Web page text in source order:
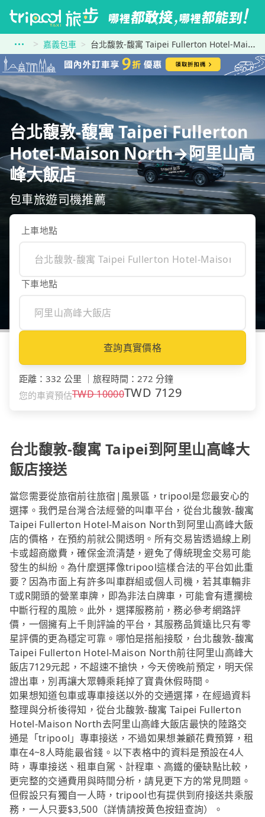
嘉義包車 台北馥敦-馥寓 Taipei Fullerton Hotel-Maison North到阿里山高峰大飯店
台北馥敦-馥寓 Taipei Fullerton
Hotel-Maison North→阿里山高
峰大飯店
包車旅遊司機推薦
上車地點
下車地點
查詢真實價格
距離 ： 332 公里 旅程時間 ： 272 分鐘
您的車資預估TWD10000TWD 7129
台北馥敦-馥寓 Taipei到阿里山高峰大
飯店接送
當您需要從旅宿前往旅宿|風景區，tripool是您最安心的
選擇。我們是台灣合法經營的叫車平台，從台北馥敦-馥寓
Taipei Fullerton Hotel-Maison North到阿里山高峰大飯
店的價格，在預約前就公開透明。所有交易皆透過線上刷
卡或超商繳費，確保金流清楚，避免了傳統現金交易可能
發生的糾紛。為什麼選擇像tripool這樣合法的平台如此重
要？因為市面上有許多叫車群組或個人司機，若其車輛非
T或R開頭的營業車牌，即為非法白牌車，可能會有遭攔檢
中斷行程的風險。此外，選擇服務前，務必參考網路評
價，一個擁有上千則評論的平台，其服務品質遠比只有零
星評價的更為穩定可靠。哪怕是搭船接駁，台北馥敦-馥寓
Taipei Fullerton Hotel-Maison North前往阿里山高峰大
飯店7129元起，不超速不搶快，今天傍晚前預定，明天保
證出車，別再讓大眾轉乘耗掉了寶貴休假時間。
如果想知道包車或專車接送以外的交通選擇，在經過資料
整理與分析後得知，從台北馥敦-馥寓 Taipei Fullerton
Hotel-Maison North去阿里山高峰大飯店最快的陸路交
通是「tripool」專車接送，不過如果想兼顧花費預算，租
車在4~8人時能最省錢。以下表格中的資料是預設在4人
時，專車接送、租車自駕、計程車、高鐵的優缺點比較，
更完整的交通費用與時間分析，請見更下方的常見問題。
但假設只有獨自一人時，tripool也有提供到府接送共乘服
務，一人只要$3,500（詳情請按黃色按鈕查詢）。